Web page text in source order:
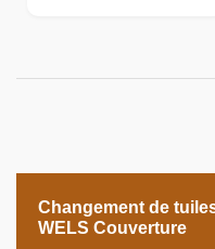
Changement de
WELS Couverture